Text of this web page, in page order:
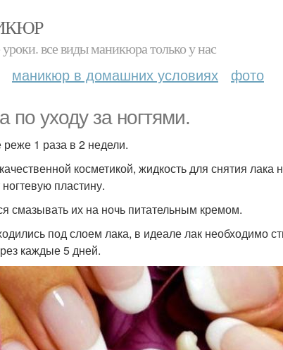
все виды маникюра только у нас
маникюр в домашних условиях фото
по уходу за ногтями.
1 раза в 2 недели.
косметикой, жидкость для снятия
пластину.
смазывать их на ночь питательным кремом.
под слоем лака, в идеале лак необходимо
каждые 5 дней.